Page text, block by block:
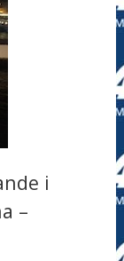
i
–